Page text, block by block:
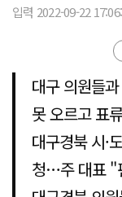
입력 2022-09-22
대구 의원들
못 오르고 표
대구경북 시·
청…주 대표 "